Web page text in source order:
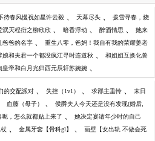
待春风慢祝如星许云毅 、 天幕尽头 、 拨雪寻春，烧
泯灭程衍之柳欣欣 、 暗香浮动 、 醉酒情思 、 她来
爸爸的名字 、 重生八零，爸妈！我自有我的荣耀姜老
娘和夫君一个都没疯江寻时连道秋 、 和姐姐互换化兽
皇帝和白月光归西元辰轩苏婉婉 、
的交配派对 、 失控（1v1） 、 求郡主垂怜 、 末日
血藤（母子） 、 侯爵夫人今天还是没有发现(婚后,
，怎么就都贴上来了 、 她决定宴请年少时的自己
、 金属牙套【骨科gl】 、 画壁【女出轨 不做会死